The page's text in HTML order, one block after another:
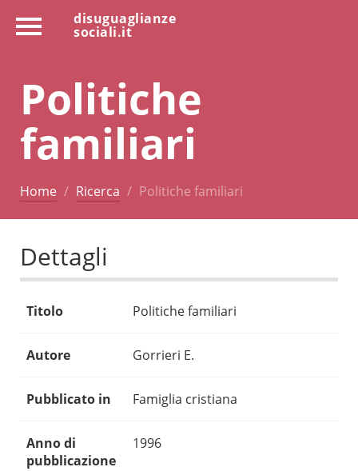
disuguaglianze
sociali.it
Politiche
familiari
Home Ricerca Politiche familiari
Dettagli
Titolo Politiche familiari
Autore Gorrieri E.
Pubblicato in Famiglia cristiana
Anno di
pubblicazione
1996